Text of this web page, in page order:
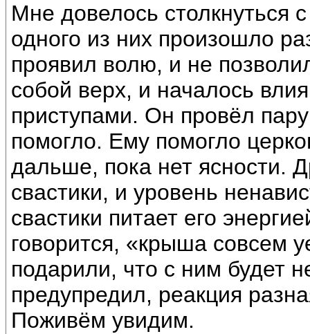
Мне довелось столкнуться
одного из них произошло
проявил волю, и не
собой верх, и началось
приступами. Он провёл
помогло. Ему помогло
дальше, пока нет ясности.
свастики, и уровень
свастики питает его
говорится, «крыша совсем
подарили, что с ним будет
предупредил, реакция
Поживём увидим.